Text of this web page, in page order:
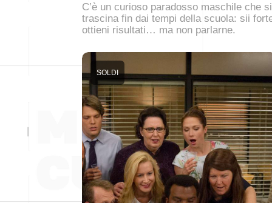
C’è un curioso paradosso maschile che si
trascina fin dai tempi della scuola: sii
ottieni risultati… ma non parlarne.
SOLDI